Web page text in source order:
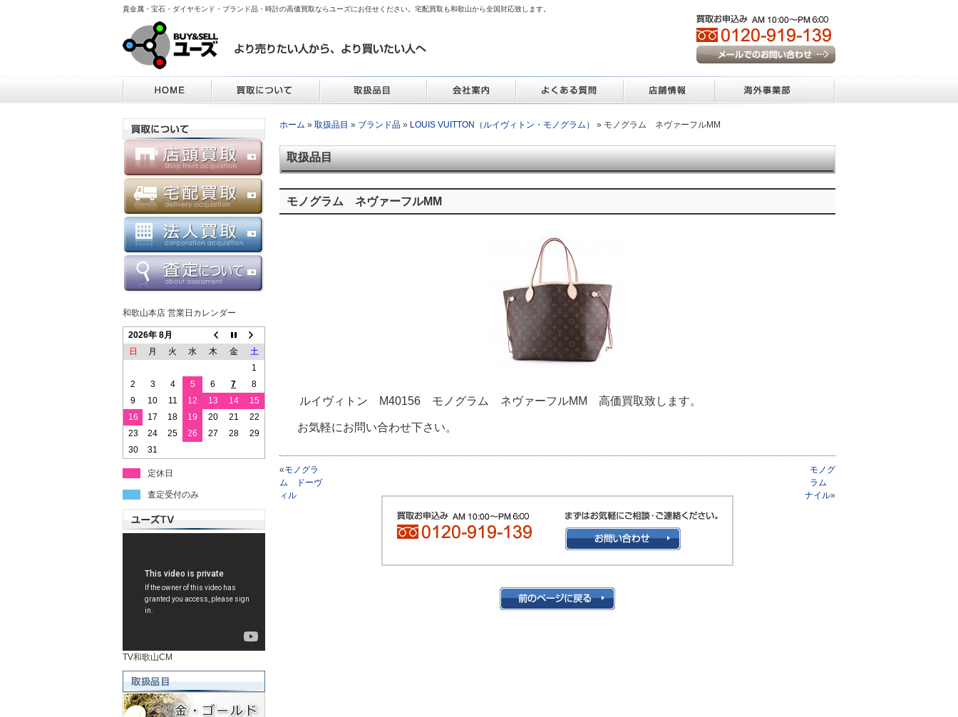
貴金属・宝石・ダイヤモンド・ブランド品・時計の高価買取ならユーズにお任せください。宅配買取も和歌山から全国対応致します。
ホーム » 取扱品目 » ブランド品 » LOUIS VUITTON（ルイヴィトン・モノグラム） » モノグラム ネヴァーフルMM
取扱品目
モノグラム ネヴァーフルMM
ルイヴィトン M40156 モノグラム ネヴァーフルMM 高価買取致します。
お気軽にお問い合わせ下さい。
«モノグラ
ム ドーヴ
ィル
モノグ
ラム
ナイル»
和歌山本店 営業日カレンダー
2026年 8月
日
月 火 水 木 金
土
1
2
3 4 5 6 7
8
9
10 11 12 13 14
15
16
17 18 19 20 21
22
23
24 25 26 27 28
29
30
31
定休日
査定受付のみ
TV和歌山CM